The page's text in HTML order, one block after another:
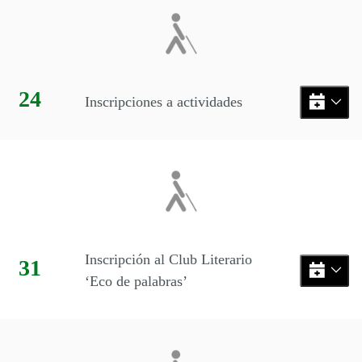
Día:
24 Inscripciones a actividades
Día:
31
Inscripción al Club Literario
‘Eco de palabras’